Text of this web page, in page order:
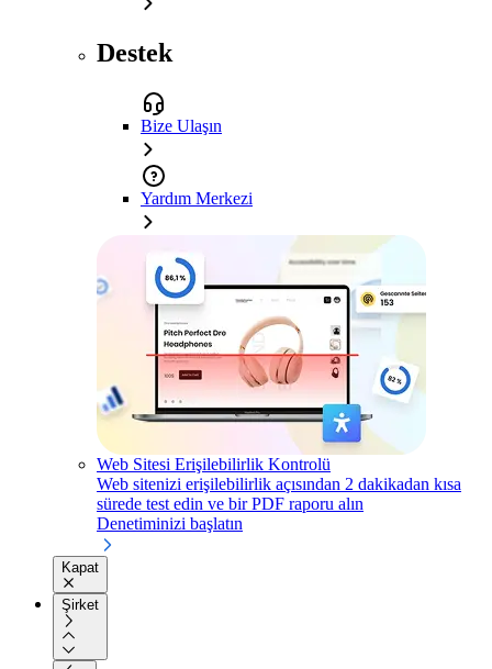
Destek
Bize Ulaşın
Yardım Merkezi
Web Sitesi Erişilebilirlik Kontrolü
Web sitenizi erişilebilirlik açısından 2 dakikadan kısa
sürede test edin ve bir PDF raporu alın
Denetiminizi başlatın
Kapat
Şirket